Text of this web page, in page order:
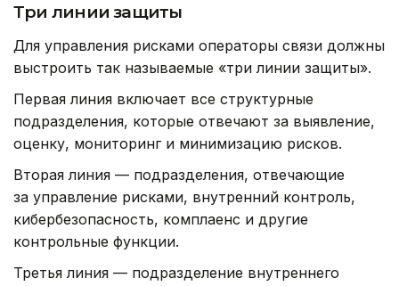
Три линии защиты
Для управления рисками операторы связи должны
выстроить так называемые «три линии защиты».
Первая линия включает все структурные
подразделения, которые отвечают за выявление,
оценку, мониторинг и минимизацию рисков.
Вторая линия — подразделения, отвечающие
за управление рисками, внутренний контроль,
кибербезопасность, комплаенс и другие
контрольные функции.
Третья линия — подразделение внутреннего